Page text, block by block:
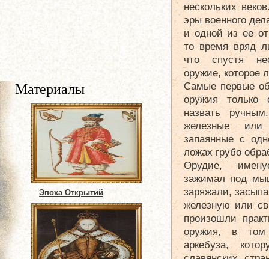
Материалы
Эпоха Открытий
нескольких
эры военного
и одной из ее
то время вряд
что спустя
оружие, которое
Самые первые
оружия только
назвать
железные
запаянные с
ложах грубо
Орудие,
зажимал под
заряжали,
железную или
произошли
оружия, в том
аркебуза,